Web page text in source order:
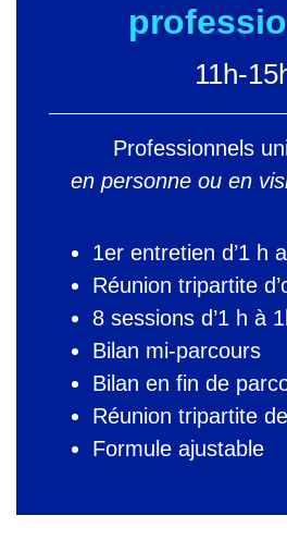
11h-
Professionnels
en personne ou en
1er entretien d’1 h
Réunion tripartite
8 sessions d’1 h à
Bilan mi-parcours
Bilan en fin de
Réunion tripartite
Formule ajustable